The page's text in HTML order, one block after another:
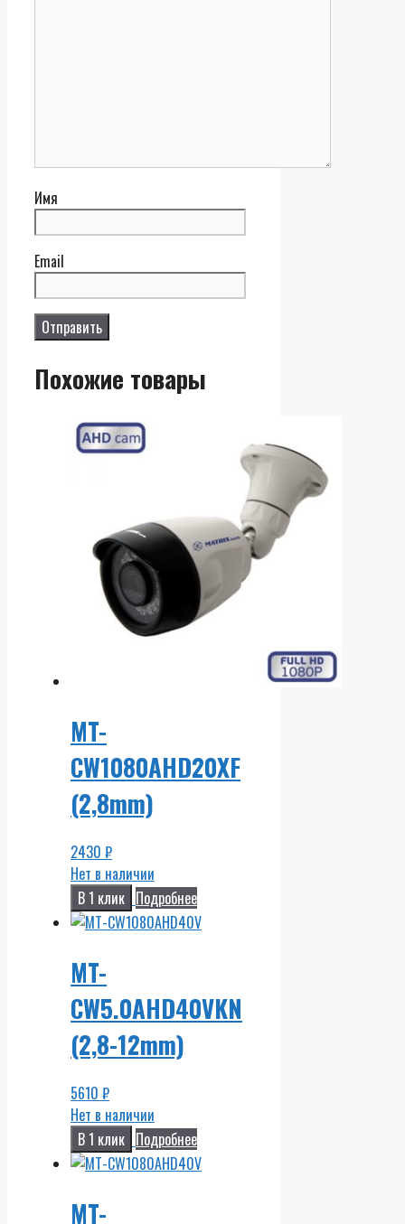
Имя
Email
Похожие товары
MT-
CW1080AHD20XF
(2,8mm)
2430 ₽
Нет в наличии
В 1 клик Подробнее
MT-
CW5.0AHD40VKN
(2,8-12mm)
5610 ₽
Нет в наличии
В 1 клик Подробнее
MT-